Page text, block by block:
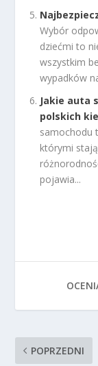
Wybór
dziećmi to
wszystkim
wypadków
Jakie auta
polskich
samochodu
którymi
pojawia...
POPRZEDNI